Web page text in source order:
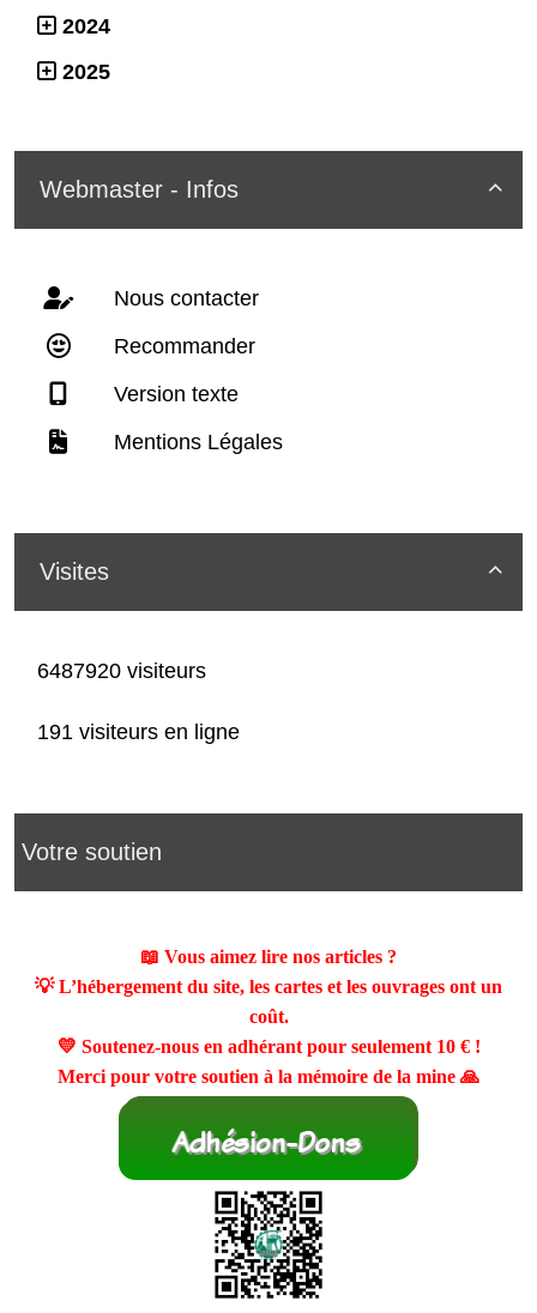
2024
2025

Webmaster - Infos
Nous contacter
Recommander
Version texte
Mentions Légales

Visites
6487920 visiteurs
191 visiteurs en ligne
Votre soutien
📖 Vous aimez lire nos articles ?
💡 L’hébergement du site, les cartes et les ouvrages ont un
coût.
💛 Soutenez-nous en adhérant pour seulement 10 €!
Merci pour votre soutien à la mémoire de la mine 🙏